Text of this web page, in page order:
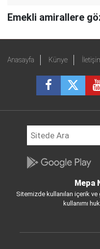
Emekli amirallere
Anasayfa Künye
Mepa
Sitemizde kullanılan içerik ve
kullanımı